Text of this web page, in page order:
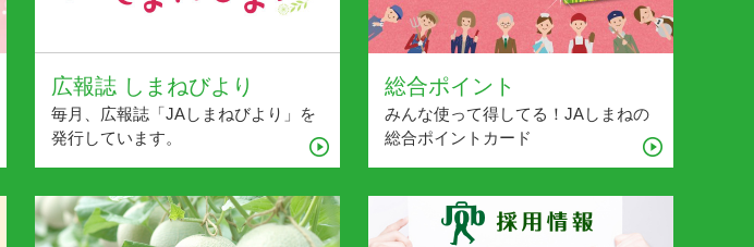
広報誌 しまねびより
毎月、広報誌「JAしまねびより」を
発行しています。
総合ポイント
みんな使って得してる！JAしまねの
総合ポイントカード